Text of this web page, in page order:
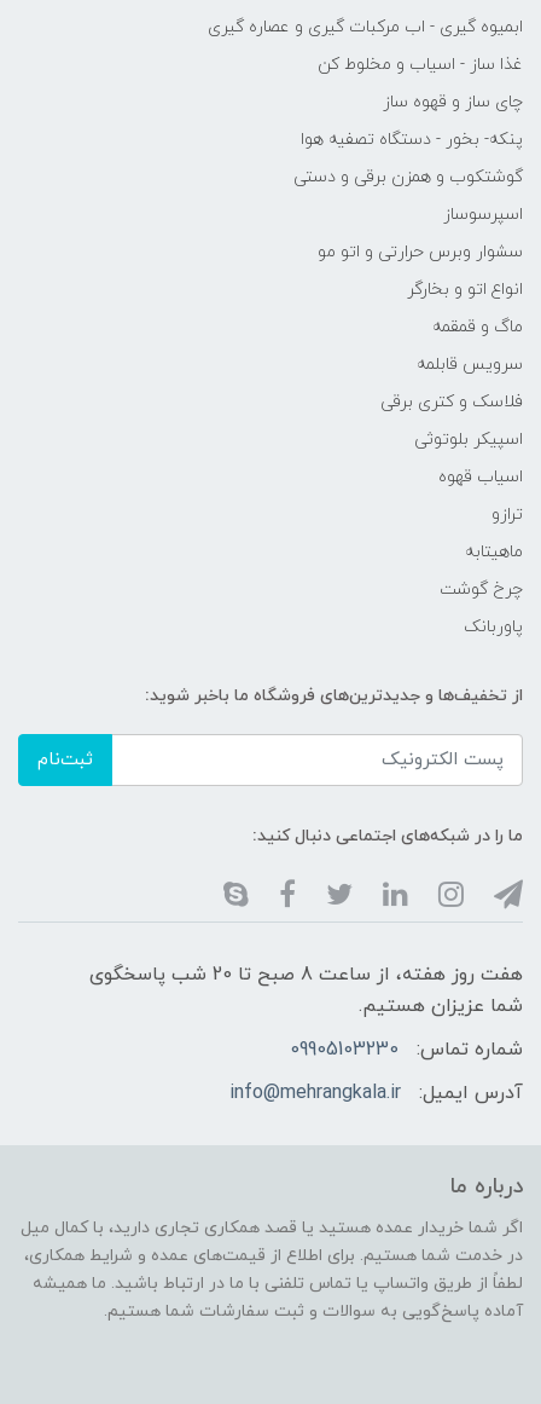
ابمیوه گیری - اب مرکبات گیری و عصاره گیری
غذا ساز - اسیاب و مخلوط کن
چای ساز و قهوه ساز
پنکه- بخور - دستگاه تصفیه هوا
گوشتکوب و همزن برقی و دستی
اسپرسوساز
سشوار وبرس حرارتی و اتو مو
انواع اتو و بخارگر
ماگ و قمقمه
سرویس قابلمه
فلاسک و کتری برقی
اسپیکر بلوتوثی
اسیاب قهوه
ترازو
ماهیتابه
چرخ گوشت
پاوربانک
از تخفیف‌ها و جدیدترین‌های فروشگاه ما باخبر شوید:
ثبت‌نام
ما را در شبکه‌های اجتماعی دنبال کنید:
هفت روز هفته، از ساعت 8 صبح تا 20 شب پاسخگوی
شما عزیزان هستیم.
شماره تماس:
09905103230
آدرس ایمیل:
info@mehrangkala.ir
درباره ما
اگر شما خریدار عمده هستید یا قصد همکاری تجاری دارید، با کمال میل
در خدمت شما هستیم. برای اطلاع از قیمت‌های عمده و شرایط همکاری،
لطفاً از طریق واتساپ یا تماس تلفنی با ما در ارتباط باشید. ما همیشه
آماده پاسخ‌گویی به سوالات و ثبت سفارشات شما هستیم.